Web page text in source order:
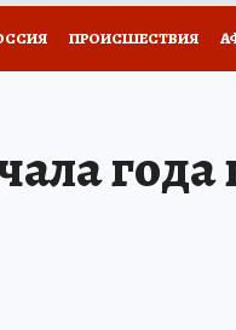
ПРОИСШЕСТВИЯ